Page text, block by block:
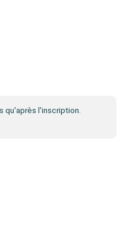
qu'après l'inscription.